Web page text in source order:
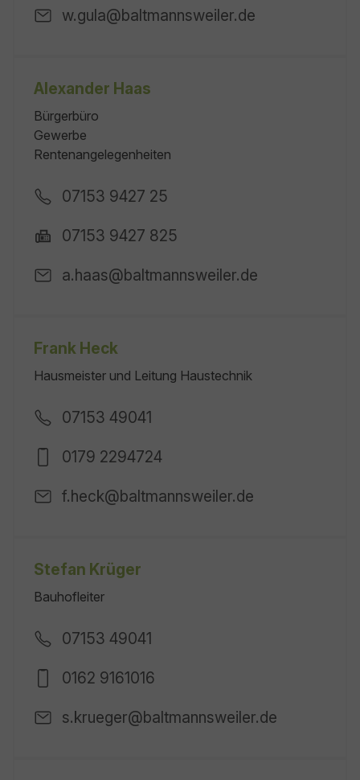
w.gula@baltmannsweiler.de
Alexander Haas
Bürgerbüro
Gewerbe
Rentenangelegenheiten
07153 9427 25
07153 9427 825
a.haas@baltmannsweiler.de
Frank Heck
Hausmeister und Leitung Haustechnik
07153 49041
0179 2294724
f.heck@baltmannsweiler.de
Stefan Krüger
Bauhofleiter
07153 49041
0162 9161016
s.krueger@baltmannsweiler.de